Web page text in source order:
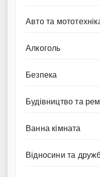
Авто та
Алкоголь
Безпека
Будівництво та
Ванна кімната
Відносини та